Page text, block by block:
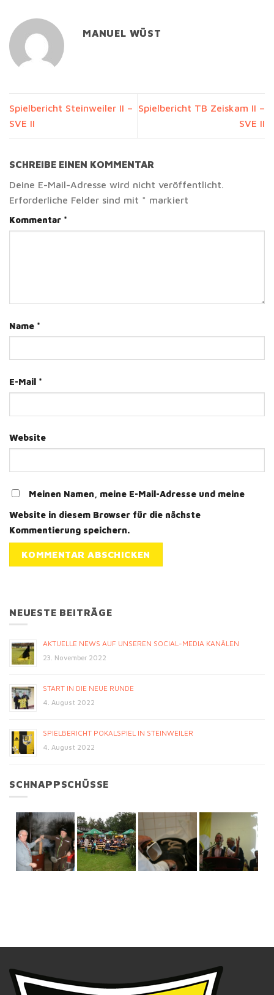
MANUEL WÜST
Spielbericht Steinweiler II –
SVE II
Spielbericht TB Zeiskam II –
SVE II
SCHREIBE EINEN KOMMENTAR
Deine E-Mail-Adresse wird nicht veröffentlicht.
Erforderliche Felder sind mit * markiert
Kommentar *
Name *
E-Mail *
Website
Meinen Namen, meine E-Mail-Adresse und meine
Website in diesem Browser für die nächste
Kommentierung speichern.
NEUESTE BEITRÄGE
AKTUELLE NEWS AUF UNSEREN SOCIAL-MEDIA KANÄLEN
23. November 2022
START IN DIE NEUE RUNDE
4. August 2022
SPIELBERICHT POKALSPIEL IN STEINWEILER
4. August 2022
SCHNAPPSCHÜSSE